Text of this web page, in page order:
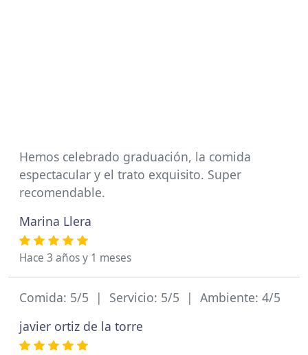
Hemos celebrado graduación, la comida
espectacular y el trato exquisito. Super
recomendable.
Marina Llera
Hace 3 años y 1 meses
Comida: 5/5 | Servicio: 5/5 | Ambiente: 4/5
javier ortiz de la torre